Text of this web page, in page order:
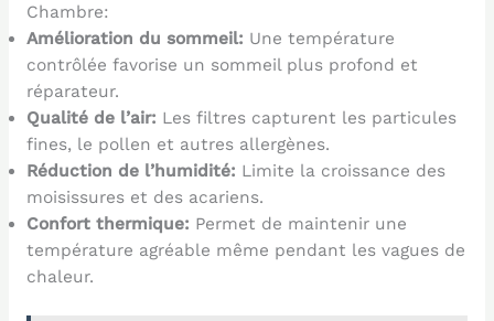
Chambre:
Amélioration du sommeil: Une température
contrôlée favorise un sommeil plus profond et
réparateur.
Qualité de l’air: Les filtres capturent les particules
fines, le pollen et autres allergènes.
Réduction de l’humidité: Limite la croissance des
moisissures et des acariens.
Confort thermique: Permet de maintenir une
température agréable même pendant les vagues de
chaleur.